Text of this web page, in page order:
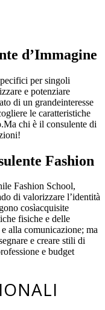
d’Immagine
per singoli
e potenziare
di un grandeinteresse
le caratteristiche
Ma chi è il consulente di
Fashion
Fashion School,
di valorizzare l’identità
cosìacquisite
fisiche e delle
alla comunicazione; ma
e creare stili di
e budget